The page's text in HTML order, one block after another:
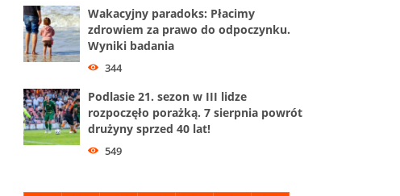
Wakacyjny paradoks: Płacimy
zdrowiem za prawo do odpoczynku.
Wyniki badania
344
Podlasie 21. sezon w III lidze
rozpoczęło porażką. 7 sierpnia powrót
drużyny sprzed 40 lat!
549